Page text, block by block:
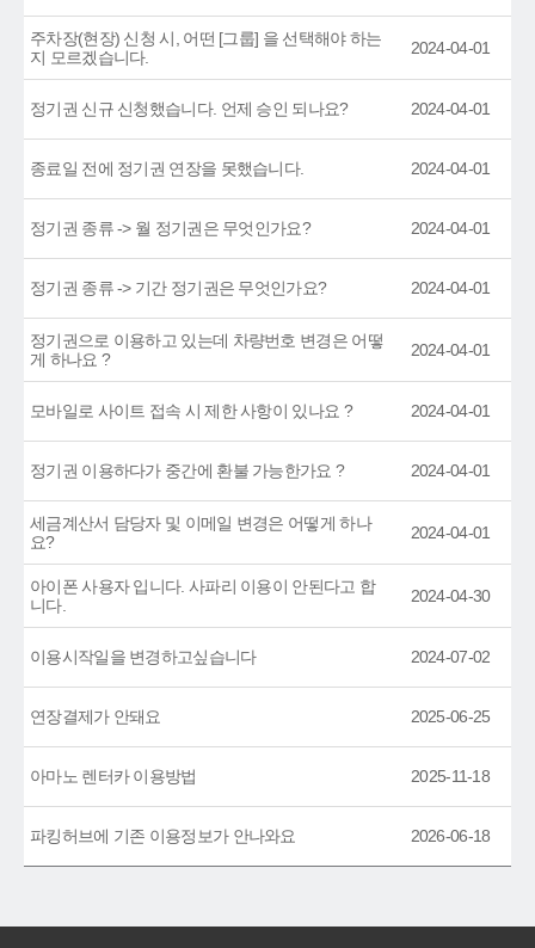
주차장(현장) 신청 시, 어떤 [그룹] 을 선택해야 하는
지 모르겠습니다.
2024-04-01
정기권 신규 신청했습니다. 언제 승인 되나요? 2024-04-01
종료일 전에 정기권 연장을 못했습니다. 2024-04-01
정기권 종류 -> 월 정기권은 무엇인가요? 2024-04-01
정기권 종류 -> 기간 정기권은 무엇인가요? 2024-04-01
정기권으로 이용하고 있는데 차량번호 변경은 어떻
게 하나요 ?
2024-04-01
모바일로 사이트 접속 시 제한 사항이 있나요 ? 2024-04-01
정기권 이용하다가 중간에 환불 가능한가요 ? 2024-04-01
세금계산서 담당자 및 이메일 변경은 어떻게 하나
요?
2024-04-01
아이폰 사용자 입니다. 사파리 이용이 안된다고 합
니다.
2024-04-30
이용시작일을 변경하고싶습니다 2024-07-02
연장결제가 안돼요 2025-06-25
아마노 렌터카 이용방법 2025-11-18
파킹허브에 기존 이용정보가 안나와요 2026-06-18